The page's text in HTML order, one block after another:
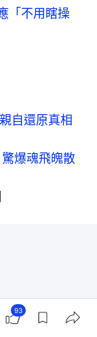
「不用瞎操
自還原真相
爆魂飛魄散
93